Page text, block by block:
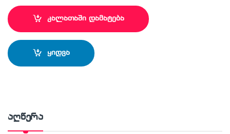
კალათაში დამატება
ყიდვა
აღწერა